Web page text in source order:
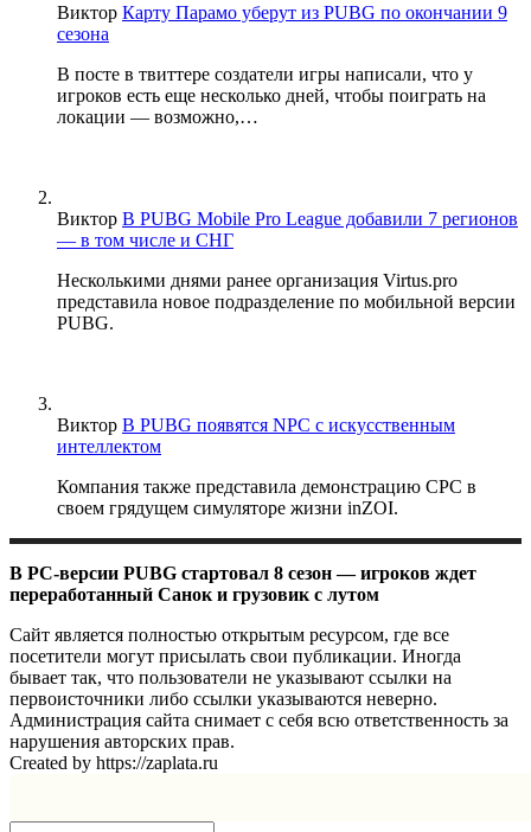
Виктор Карту Парамо уберут из PUBG по окончании 9
сезона
В посте в твиттере создатели игры написали, что у
игроков есть еще несколько дней, чтобы поиграть на
локации — возможно,…
Виктор В PUBG Mobile Pro League добавили 7 регионов
— в том числе и СНГ
Несколькими днями ранее организация Virtus.pro
представила новое подразделение по мобильной версии
PUBG.
Виктор В PUBG появятся NPC с искусственным
интеллектом
Компания также представила демонстрацию CPC в
своем грядущем симуляторе жизни inZOI.
В PC-версии PUBG стартовал 8 сезон — игроков ждет
переработанный Санок и грузовик с лутом
Сайт является полностью открытым ресурсом, где все
посетители могут присылать свои публикации. Иногда
бывает так, что пользователи не указывают ссылки на
первоисточники либо ссылки указываются неверно.
Администрация сайта снимает с себя всю ответственность за
нарушения авторских прав.
Created by https://zaplata.ru